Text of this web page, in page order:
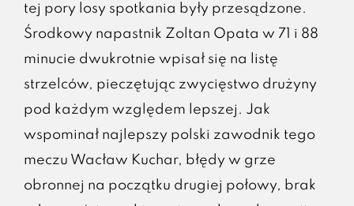
tej pory losy spotkania były przesądzone.
Środkowy napastnik Zoltan Opata w 71 i 88
minucie dwukrotnie wpisał się na listę
strzelców, pieczętując zwycięstwo drużyny
pod każdym względem lepszej. Jak
wspominał najlepszy polski zawodnik tego
meczu Wacław Kuchar, błędy w grze
obronnej na początku drugiej połowy, brak